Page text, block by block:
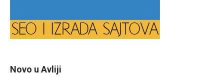
Novo u Avliji